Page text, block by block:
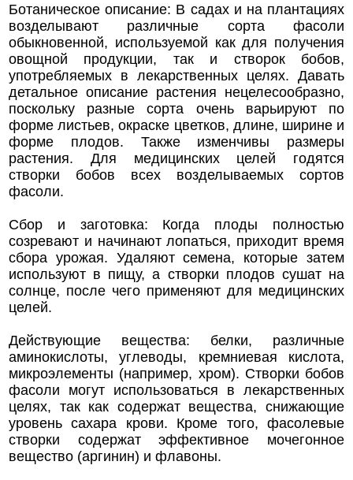
Ботаническое описание: В садах и на плантациях
возделывают различные сорта фасоли
обыкновенной, используемой как для получения
овощной продукции, так и створок бобов,
употребляемых в лекарственных целях. Давать
детальное описание растения нецелесообразно,
поскольку разные сорта очень варьируют по
форме листьев, окраске цветков, длине, ширине и
форме плодов. Также изменчивы размеры
растения. Для медицинских целей годятся
створки бобов всех возделываемых сортов
фасоли.
Сбор и заготовка: Когда плоды полностью
созревают и начинают лопаться, приходит время
сбора урожая. Удаляют семена, которые затем
используют в пищу, а створки плодов сушат на
солнце, после чего применяют для медицинских
целей.
Действующие вещества: белки, различные
аминокислоты, углеводы, кремниевая кислота,
микроэлементы (например, хром). Створки бобов
фасоли могут использоваться в лекарственных
целях, так как содержат вещества, снижающие
уровень сахара крови. Кроме того, фасолевые
створки содержат эффективное мочегонное
вещество (аргинин) и флавоны.